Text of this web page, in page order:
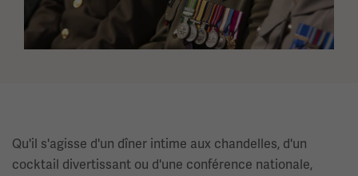
Qu'il s'agisse d'un dîner intime aux chandelles, d'un
cocktail divertissant ou d'une conférence nationale,